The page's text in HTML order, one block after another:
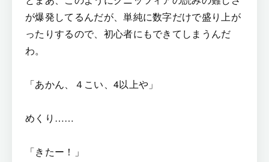
が爆発してるんだが、単純に数字だけで盛り上が
ったりするので、初心者にもできてしまうんだ
わ。
「あかん、４こい、4以上や」
めくり……
「きたー！」